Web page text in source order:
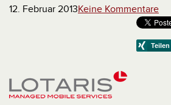
12. Februar 2013Keine Kommentare